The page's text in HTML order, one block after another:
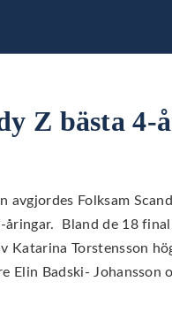
Z bästa 4-
avgjordes Folksam
åringar. Bland de 18
Katarina Torstensson
Elin Badski- Johansson